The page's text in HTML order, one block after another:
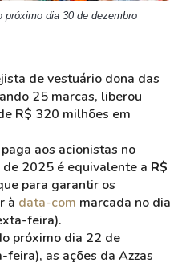
dia 30 de dezembro
de vestuário dona das
25 marcas, liberou
R$ 320 milhões em
aos acionistas no
2025 é equivalente a R$
para garantir os
à data-com marcada no dia
feira).
próximo dia 22 de
as ações da Azzas